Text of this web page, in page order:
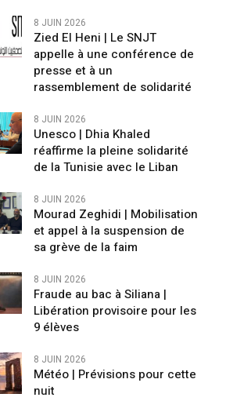
8 JUIN 2026
Zied El Heni | Le SNJT
appelle à une conférence de
presse et à un
rassemblement de solidarité
8 JUIN 2026
Unesco | Dhia Khaled
réaffirme la pleine solidarité
de la Tunisie avec le Liban
8 JUIN 2026
Mourad Zeghidi | Mobilisation
et appel à la suspension de
sa grève de la faim
8 JUIN 2026
Fraude au bac à Siliana |
Libération provisoire pour les
9 élèves
8 JUIN 2026
Météo | Prévisions pour cette
nuit